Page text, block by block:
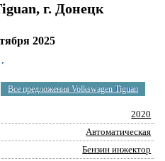
г. Донецк
2025
Все предложения Volkswagen Tiguan
2020
Автоматическая
Бензин инжектор